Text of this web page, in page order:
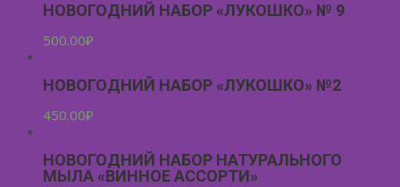
НОВОГОДНИЙ НАБОР «ЛУКОШКО» № 9
500.00₽
НОВОГОДНИЙ НАБОР «ЛУКОШКО» №2
450.00₽
НОВОГОДНИЙ НАБОР НАТУРАЛЬНОГО
МЫЛА «ВИННОЕ АССОРТИ»